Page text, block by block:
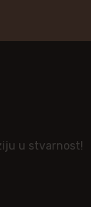
u stvarnost!